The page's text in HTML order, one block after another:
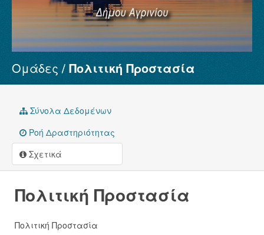
Σύνολα Δεδομένων
Φορείς
Ομάδες
Σχετικά
Ομάδες Πολιτική Προστασία
Σύνολα Δεδομένων
Ροή Δραστηριότητας
Σχετικά
Πολιτική Προστασία
Πολιτική Προστασία